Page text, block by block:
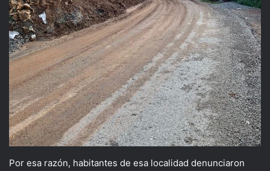
Por esa razón, habitantes de esa localidad denunciaron